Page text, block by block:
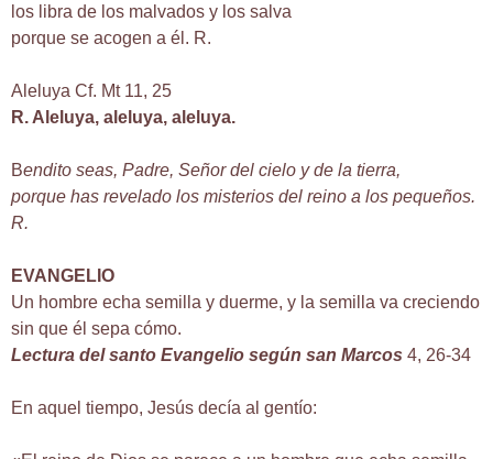
los libra de los malvados y los salva
porque se acogen a él. R.
Aleluya Cf. Mt 11, 25
R. Aleluya, aleluya, aleluya.
Bendito seas, Padre, Señor del cielo y de la tierra,
porque has revelado los misterios del reino a los pequeños.
R.
EVANGELIO
Un hombre echa semilla y duerme, y la semilla va creciendo
sin que él sepa cómo.
Lectura del santo Evangelio según san Marcos 4, 26-34
En aquel tiempo, Jesús decía al gentío: